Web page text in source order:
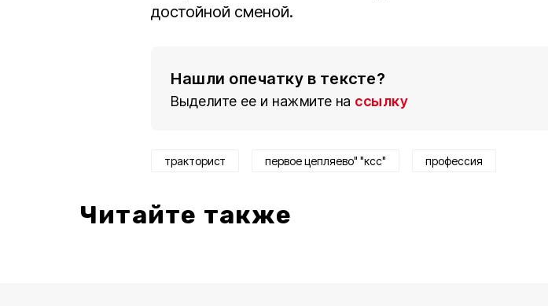
достойной сменой.
Нашли опечатку в тексте?
Выделите ее и нажмите на ссылку
тракторист первое цепляево" "ксс" профессия
Читайте также